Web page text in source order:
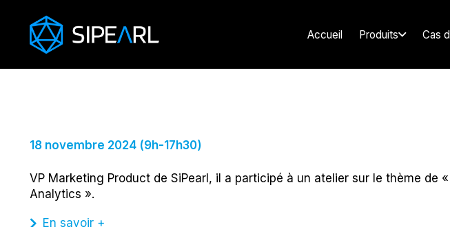
Accueil Produits Cas
18 novembre 2024 (9h-17h30)
VP Marketing Product de SiPearl, il a participé à un atelier sur le thème
Analytics ».
En savoir +